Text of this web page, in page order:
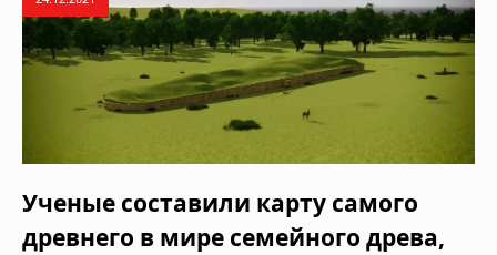
Ученые составили карту самого
древнего в мире семейного древа,